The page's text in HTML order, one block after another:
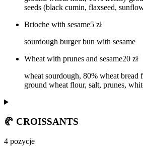
seeds (black cumin, flaxseed,
Brioche with sesame5 zł
sourdough burger bun with sesame
Wheat with prunes and sesame20 zł
wheat sourdough, 80% wheat bread
ground wheat flour, salt, prunes,
🥐 CROISSANTS
4 pozycje